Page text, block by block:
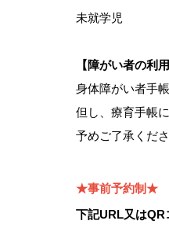
未就学児
【障がい者の利
身体障がい者手
但し、療育手帳
予めご了承くださ
★事前予約制★
下記URL又はQR